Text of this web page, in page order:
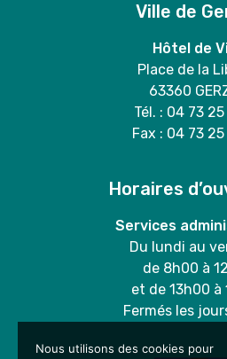
Ville de
Hôtel de
Place de la
63360
Tél. : 04 73
Fax : 04 73
Horaires
Services
Du lundi au
de 8h00 à
et de 13h00 à
Fermés les
Nous utilisons des cookies pour